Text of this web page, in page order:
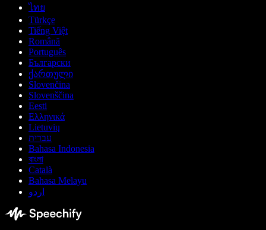
ไทย
Türkçe
Tiếng Việt
Română
Português
Български
ქართული
Slovenčina
Slovenščina
Eesti
Ελληνικά
Lietuvių
עברית
Bahasa Indonesia
বাংলা
Català
Bahasa Melayu
اردو